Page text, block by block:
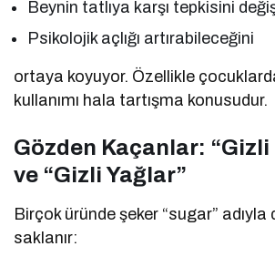
Beynin tatlıya karşı tepkisini
Psikolojik açlığı artırabileceğini
ortaya koyuyor. Özellikle
kullanımı hala tartışma konusudur.
Gözden Kaçanlar: “Gizli
ve “Gizli Yağlar”
Birçok üründe şeker “sugar” adıyla
saklanır: